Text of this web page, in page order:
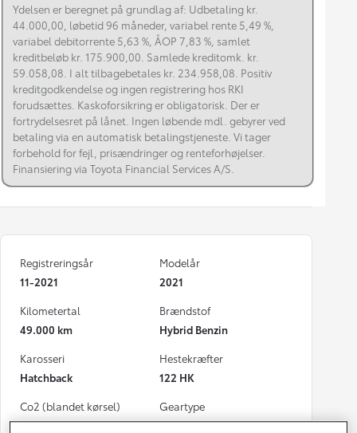
Ydelsen er beregnet på grundlag af: Udbetaling kr.
44.000,00, løbetid 96 måneder, variabel rente 5,49 %,
variabel debitorrente 5,63 %, ÅOP 7,83 %, samlet
kreditbeløb kr. 175.900,00. Samlede kreditomk. kr.
59.058,08. I alt tilbagebetales kr. 234.958,08. Positiv
kreditgodkendelse og ingen registrering hos RKI
forudsættes. Kaskoforsikring er obligatorisk. Der er
fortrydelsesret på lånet. Ingen løbende mdl. gebyrer ved
betaling via en automatisk betalingstjeneste. Vi tager
forbehold for fejl, prisændringer og renteforhøjelser.
Finansiering via Toyota Financial Services A/S.
Registreringsår
11-2021
Modelår
2021
Kilometertal
49.000 km
Brændstof
Hybrid Benzin
Karosseri
Hatchback
Hestekræfter
122 HK
Co2 (blandet kørsel)
111 g/km
Geartype
Automatisk gearkasse